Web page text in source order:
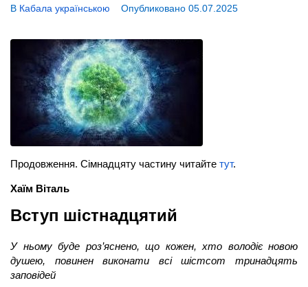
В Кабала українською Опубликовано 05.07.2025
Продовження. Сімнадцяту частину читайте тут.
Хаїм Віталь
Вступ шістнадцятий
У ньому буде роз’яснено, що кожен, хто володіє новою
душею, повинен виконати всі шістсот тринадцять
заповідей